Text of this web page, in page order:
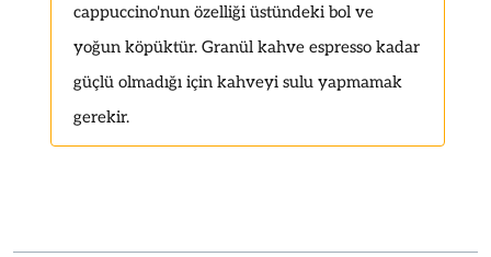
cappuccino'nun özelliği üstündeki bol ve
yoğun köpüktür. Granül kahve espresso kadar
güçlü olmadığı için kahveyi sulu yapmamak
gerekir.